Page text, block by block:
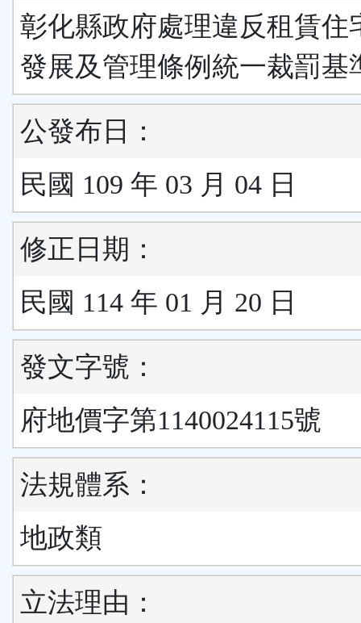
彰化縣政府處理違反租賃住
發展及管理條例統一裁罰基
公發布日：
民國 109 年 03 月 04 日
修正日期：
民國 114 年 01 月 20 日
發文字號：
府地價字第1140024115號
法規體系：
地政類
立法理由：